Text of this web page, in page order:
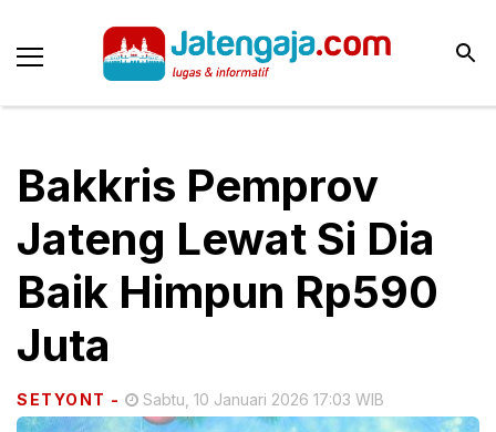
Bakkris Pemprov
Jateng Lewat Si Dia
Baik Himpun Rp590
Juta
SETYONT - Sabtu, 10 Januari 2026 17:03 WIB